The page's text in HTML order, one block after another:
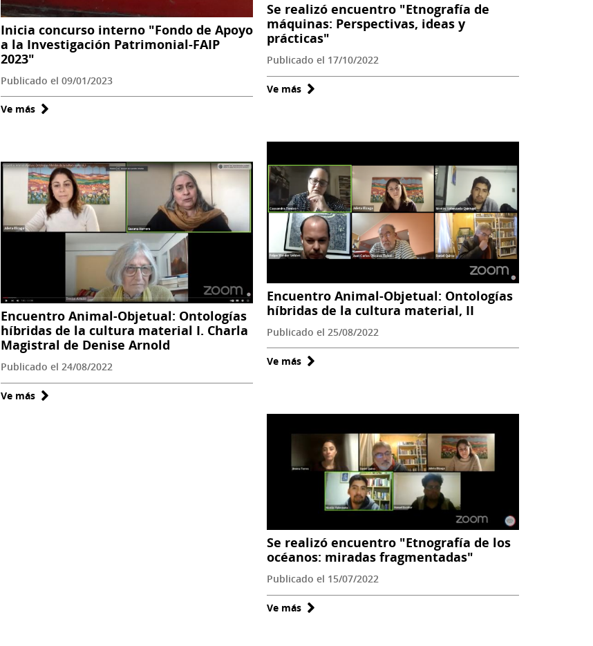
Inicia concurso interno "Fondo de Apoyo
a la Investigación Patrimonial-FAIP
2023"
Publicado el 09/01/2023
Ve más sobre
interno
"Fondo
de
Apoyo
a
FAIP
2023"
los
museos
y
sus
colecciones.
El
Valparaíso"
Se realizó encuentro "Etnografía de
máquinas: Perspectivas, ideas y
prácticas"
Publicado el 17/10/2022
Ve más sobre
encuentro
de
máquinas:
Perspectivas,
ideas
y
prácticas"
Encuentro Animal-Objetual: Ontologías
híbridas de la cultura material, II
Publicado el 25/08/2022
Ve más sobre
Objetual:
híbridas
de
II
Encuentro Animal-Objetual: Ontologías
híbridas de la cultura material I. Charla
Magistral de Denise Arnold
Publicado el 24/08/2022
Ve más sobre
Se realizó encuentro "Etnografía de los
océanos: miradas fragmentadas"
Publicado el 15/07/2022
Ve más sobre